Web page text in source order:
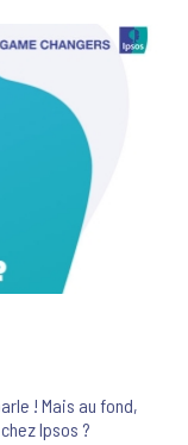
! Mais au fond,
Ipsos ?